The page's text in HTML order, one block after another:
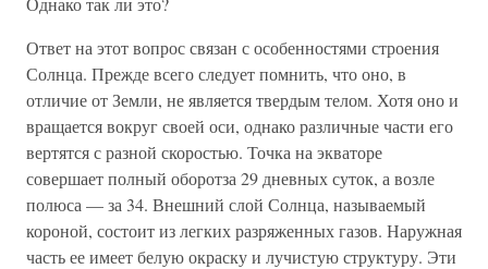
Ответ на этот вопрос связан с особенностями строения
Солнца. Прежде всего следует помнить, что оно, в
отличие от Земли, не является твердым телом. Хотя оно и
вращается вокруг своей оси, однако различные части его
вертятся с разной скоростью. Точка на экваторе
совершает полный оборотза 29 дневных суток, а возле
полюса — за 34. Внешний слой Солнца, называемый
короной, состоит из легких разряженных газов. Наружная
часть ее имеет белую окраску и лучистую структуру. Эти